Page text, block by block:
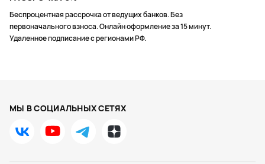
Беспроцентная рассрочка от ведущих банков. Без
первоначального взноса. Онлайн оформление за 15 минут.
Удаленное подписание с регионами РФ.
МЫ В СОЦИАЛЬНЫХ СЕТЯХ